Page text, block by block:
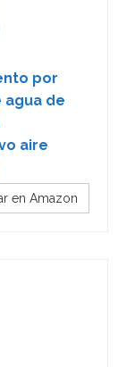
por
agua de
aire
en Amazon